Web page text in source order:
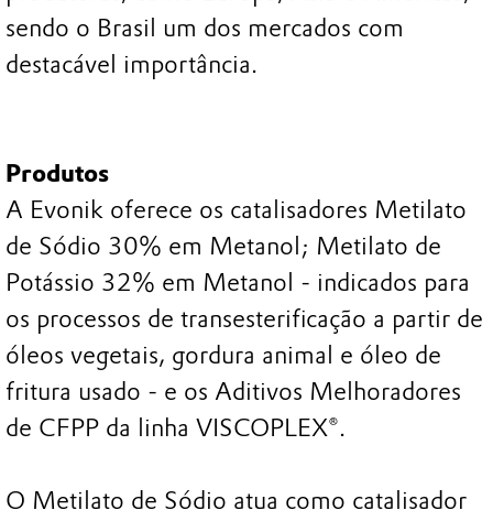
sendo o Brasil um dos mercados com
destacável importância.
Produtos
A Evonik oferece os catalisadores Metilato
de Sódio 30% em Metanol; Metilato de
Potássio 32% em Metanol - indicados para
os processos de transesterificação a partir de
óleos vegetais, gordura animal e óleo de
fritura usado - e os Aditivos Melhoradores
de CFPP da linha VISCOPLEX®.
O Metilato de Sódio atua como catalisador